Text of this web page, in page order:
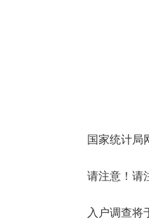
国家统计局
请注意！请
入户调查将